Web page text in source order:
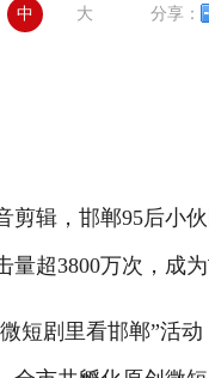
中 大 分享：
辑，邯郸95后小
超3800万次，成
剧里看邯郸”活